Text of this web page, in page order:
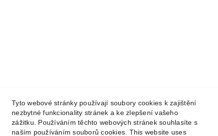
tel.: +420 774 997 921
e-mail: valeriassoul@gamil.com
Tyto webové stránky používají soubory cookies k zajištění
nezbytné funkcionality stránek a ke zlepšení vašeho
zážitku. Používáním těchto webových stránek souhlasíte s
naším používáním souborů cookies. This website uses